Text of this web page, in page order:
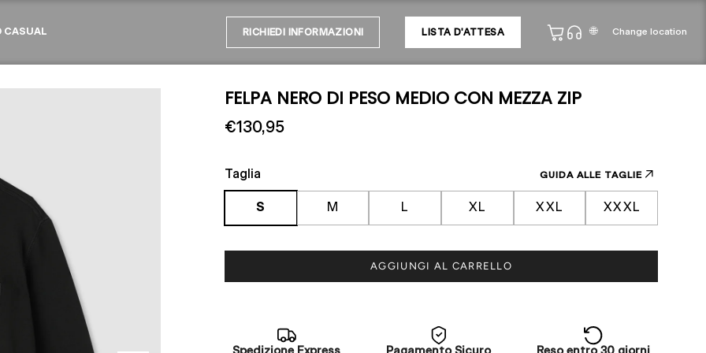
CASUAL RICHIEDI INFORMAZIONI LISTA D'ATTESA 🌐 Change location
FELPA NERO DI PESO MEDIO CON MEZZA ZIP
€130,95
Taglia GUIDA ALLE TAGLIE
S M L XL XXL XXXL
AGGIUNGI AL CARRELLO